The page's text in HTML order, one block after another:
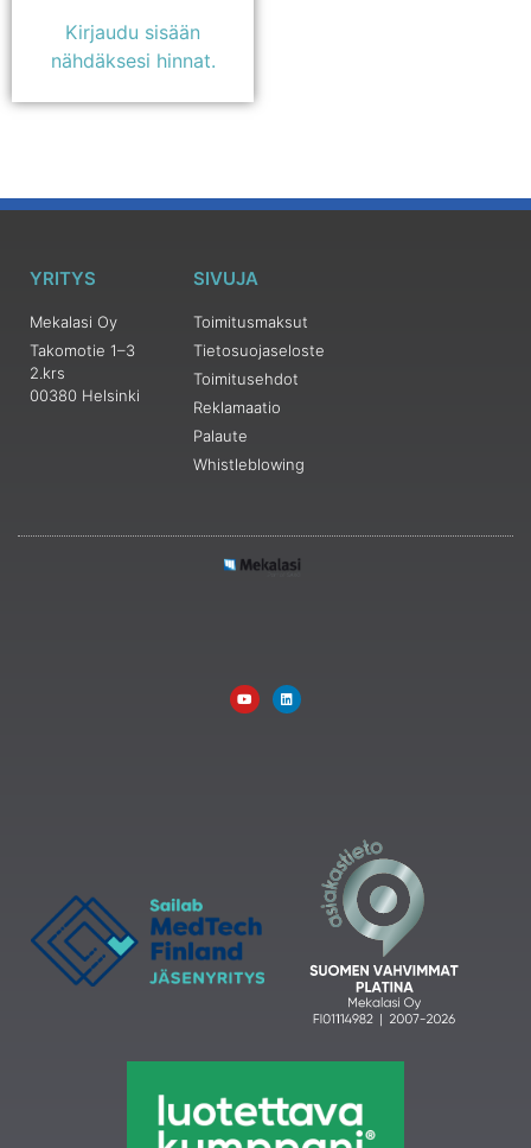
Kirjaudu sisään
nähdäksesi hinnat.
YRITYS
Mekalasi Oy
Takomotie 1–3
2.krs
00380 Helsinki
SIVUJA
Toimitusmaksut
Tietosuojaseloste
Toimitusehdot
Reklamaatio
Palaute
Whistleblowing